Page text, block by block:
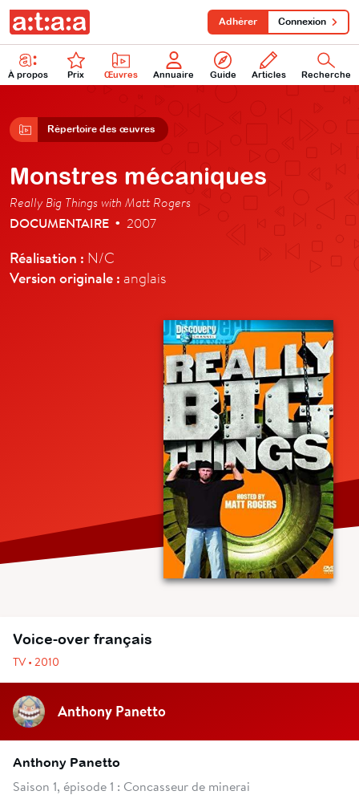
À propos Prix Œuvres Annuaire Guide Articles Recherche
Adhérer Connexion
Répertoire des œuvres
Monstres mécaniques
Really Big Things with Matt Rogers
DOCUMENTAIRE • 2007
Réalisation : N/C
Version originale : anglais
Voice-over français
TV • 2010
Anthony Panetto
Anthony Panetto
Saison 1, épisode 1 : Concasseur de minerai